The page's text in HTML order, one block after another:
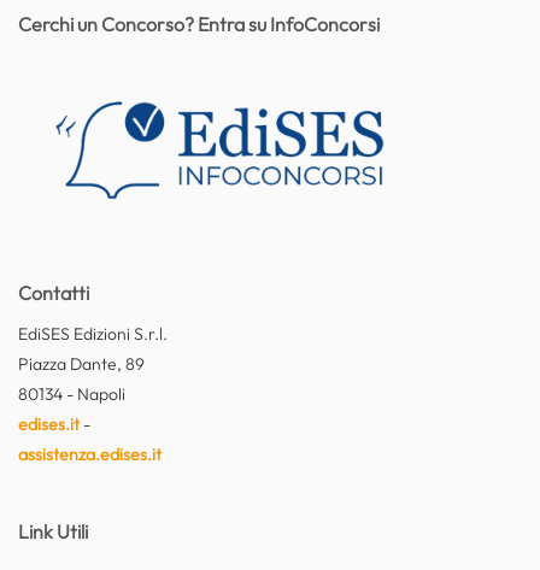
Contatti
EdiSES Edizioni S.r.l.
Piazza Dante, 89
80134 - Napoli
edises.it-
assistenza.edises.it
Link Utili
Cerchi un Concorso? Entra su InfoConcorsi